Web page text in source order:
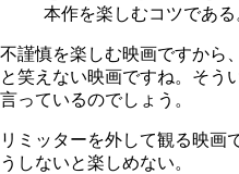
本作を楽しむコツである
不謹慎を楽しむ映画ですから
と笑えない映画ですね。そう
言っているのでしょう。
リミッターを外して観る映画
うしないと楽しめない。